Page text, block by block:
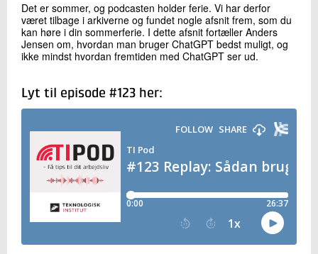
Send
Det er sommer, og podcasten holder ferie. Vi har derfor
været tilbage i arkiverne og fundet nogle afsnit frem, som du
kan høre i din sommerferie. I dette afsnit fortæller Anders
Jensen om, hvordan man bruger ChatGPT bedst muligt, og
ikke mindst hvordan fremtiden med ChatGPT ser ud.
Lyt til episode #123 her: